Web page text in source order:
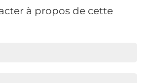
à propos de cette